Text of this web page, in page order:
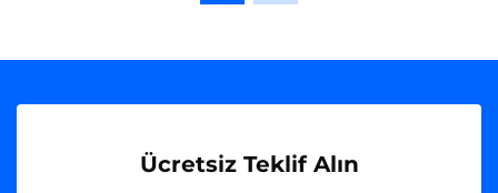
Ücretsiz Teklif Alın